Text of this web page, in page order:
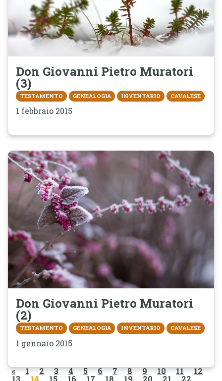
Don Giovanni Pietro Muratori
(3)
TESTAMENTO GENEALOGIA INVENTARIO CAVALESE
1 febbraio 2015
Don Giovanni Pietro Muratori
(2)
TESTAMENTO GENEALOGIA INVENTARIO CAVALESE
1 gennaio 2015
« 1 2 3 4 5 6 7 8 9 10 11 12
13 14 15 16 17 18 19 20 21 22